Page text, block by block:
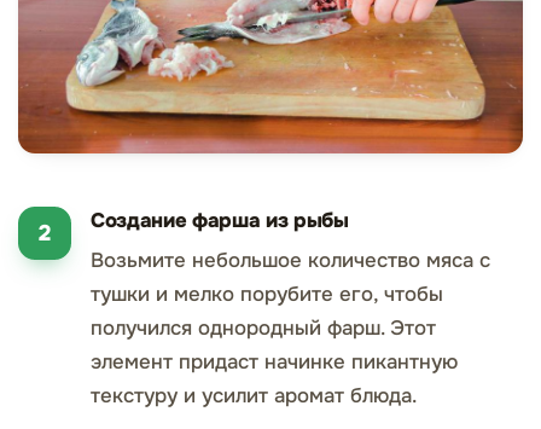
Создание фарша из рыбы
Возьмите небольшое количество мяса с
тушки и мелко порубите его, чтобы
получился однородный фарш. Этот
элемент придаст начинке пикантную
текстуру и усилит аромат блюда.